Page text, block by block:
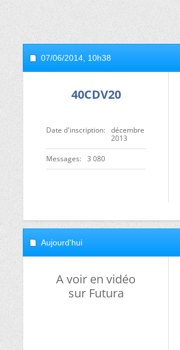
07/06/2014, 10h38
40CDV20
Date d'inscription
décembre
2013
Messages 3 080
Aujourd'hui
A voir en vidéo
sur Futura